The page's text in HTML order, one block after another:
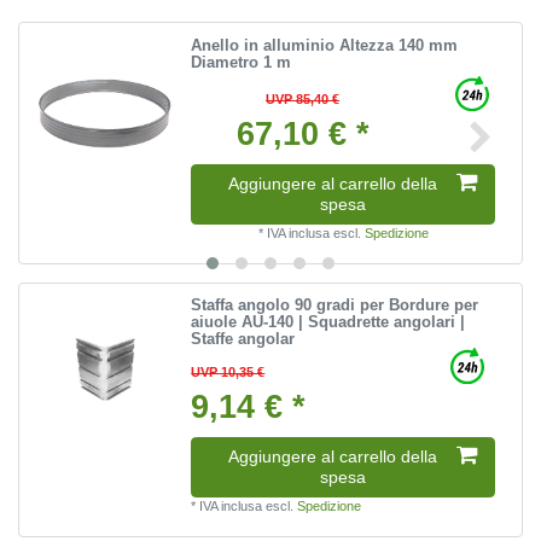
Anello in alluminio Altezza 140 mm
Diametro 1 m
UVP 85,40 €
67,10 € *
Aggiungere al carrello della
spesa
* IVA inclusaescl. Spedizione
Staffa angolo 90 gradi per Bordure per
aiuole AU-140 | Squadrette angolari |
Staffe angolar
UVP 10,35 €
9,14 € *
Aggiungere al carrello della
spesa
* IVA inclusa escl.Spedizione